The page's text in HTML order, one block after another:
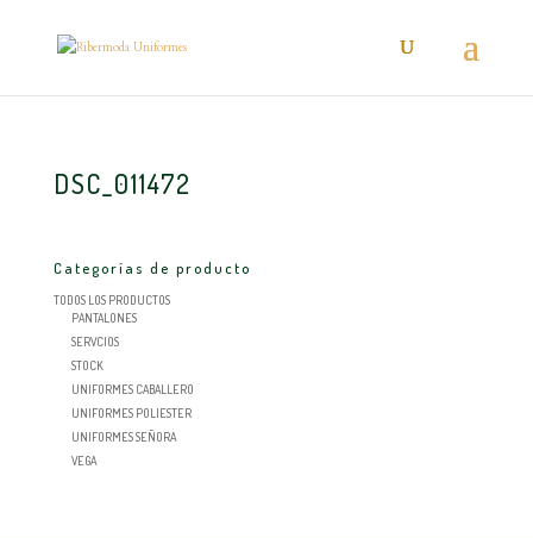
DSC_011472
Categorías de producto
TODOS LOS PRODUCTOS
PANTALONES
SERVCIOS
STOCK
UNIFORMES CABALLERO
UNIFORMES POLIESTER
UNIFORMES SEÑORA
VEGA